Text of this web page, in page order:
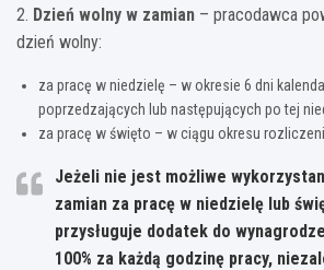
2. Dzień wolny w zamian – pracodawca
dzień wolny:
za pracę w niedzielę – w okresie 6 dni
poprzedzających lub następujących po tej
za pracę w święto – w ciągu okresu
Jeżeli nie jest możliwe
zamian za pracę w niedzielę lub
przysługuje dodatek do
100% za każdą godzinę pracy,